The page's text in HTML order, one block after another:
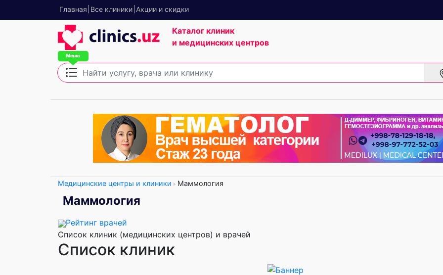
Главная Все клиники Акции и скидки
Каталог клиник
и медицинских центров
Медицинские центры и клиники Маммология
Маммология
Рейтинг врачей
Список клиник (медицинских центров) и врачей
Список клиник